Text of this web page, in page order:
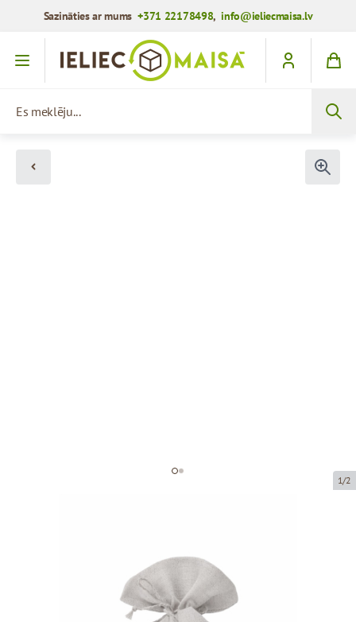
Sazināties ar mums+371 22178498,info@ieliecmaisa.lv
Iet uz saturu
1/2
130 x 200 mm